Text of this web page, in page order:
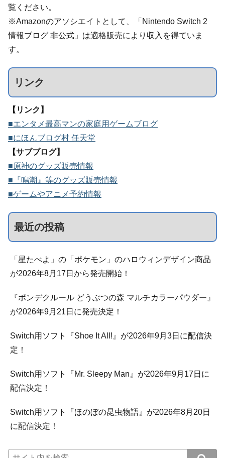
覧ください。
※Amazonのアソシエイトとして、「Nintendo Switch 2
情報ブログ 非公式」は適格販売により収入を得ていま
す。
リンク
【リンク】
■エンタメ最高マンの家庭用ゲームブログ
■にほんブログ村 任天堂
【サブブログ】
■原神のグッズ販売情報
■『鳴潮』等のグッズ販売情報
■ゲームやアニメ予約情報
最近の投稿
「星たべよ」の「ポケモン」のハロウィンデザイン商品
が2026年8月17日から発売開始！
『ポンデクルール どうぶつの森 マルチカラーパウダー』
が2026年9月21日に発売決定！
Switch用ソフト『Shoe It All!』が2026年9月3日に配信決
定！
Switch用ソフト『Mr. Sleepy Man』が2026年9月17日に
配信決定！
Switch用ソフト『ほのぼの昆虫物語』が2026年8月20日
に配信決定！